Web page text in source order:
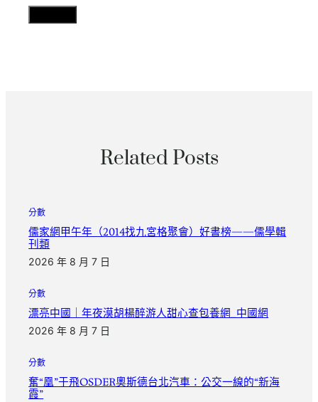
Related Posts
分數
儒家網甲午年（2014找九宮格聚會）好書榜——儒學輯
刊類
2026 年 8 月 7 日
分數
漂亮中國｜年夜漠胡楊醉游人甜心查包養網_中國網
2026 年 8 月 7 日
分數
奮“凰”于飛OSDER奧斯德台北汽車：公交一線的“新海
霞”